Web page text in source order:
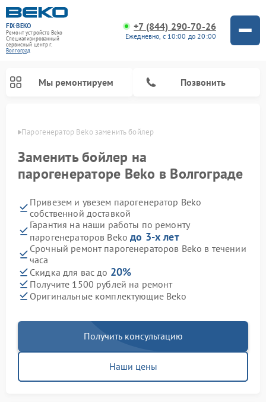
FIX-BEKO
Ремонт устройств Beko
Специализированный
cервисный центр г.
Волгоград
+7 (844) 290-70-26
Ежедневно, с 10:00 до 20:00
Мы ремонтируем Позвонить
Парогенератор Beko заменить бойлер
Заменить бойлер на
парогенераторе Beko в Волгограде
Привезем и увезем парогенератор Beko
собственной доставкой
Гарантия на наши работы по ремонту
парогенераторов Bekoдо 3-х лет
Срочный ремонт парогенераторов Beko в течении
часа
Скидка для вас до 20%
Получите 1500 рублей на ремонт
Оригинальные комплектующие Beko
Получить консультацию
Наши цены